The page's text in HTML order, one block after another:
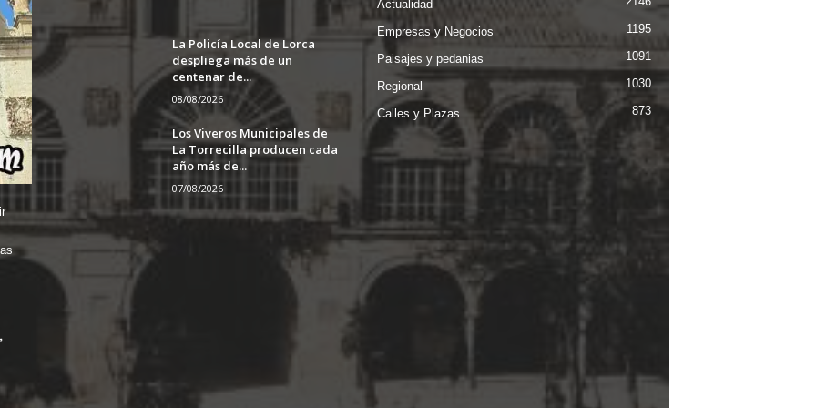
La Policía Local de Lorca
despliega más de un
centenar de...
08/08/2026
Los Viveros Municipales de
La Torrecilla producen cada
año más de...
07/08/2026
Actualidad
Empresas y Negocios 1195
Paisajes y pedanias 1091
Regional 1030
Calles y Plazas 873